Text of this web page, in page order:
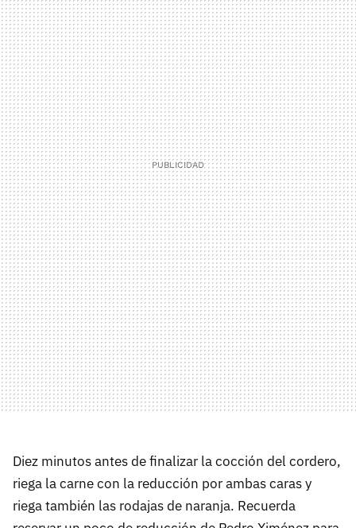
Diez minutos antes de finalizar la cocción del cordero,
riega la carne con la reducción por ambas caras y
riega también las rodajas de naranja. Recuerda